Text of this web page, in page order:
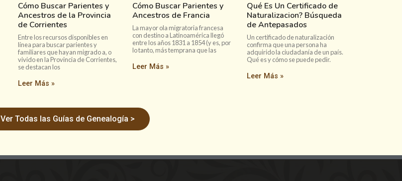
Cómo Buscar Parientes y
Ancestros de la Provincia
de Corrientes
Entre los recursos disponibles en
línea para buscar parientes y
familiares que hayan migrado a, o
vivido en la Provincia de Corrientes,
se destacan los
Leer Más »
Cómo Buscar Parientes y
Ancestros de Francia
La mayor ola migratoria francesa
con destino a Latinoamérica llegó
entre los años 1831 a 1854 (y es, por
lo tanto, más temprana que las
Leer Más »
Qué Es Un Certificado de
Naturalizacion? Búsqueda
de Antepasados
Un certificado de naturalización
confirma que una persona ha
adquirido la ciudadanía de un país.
Qué es y cómo se puede pedir.
Leer Más »
Ver Todas las Guías de Genealogía >